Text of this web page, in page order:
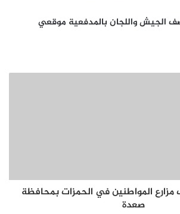
الجيش واللجان بالمدفعية موقعي
المواطنين في الحمزات بمحافظة
صعدة